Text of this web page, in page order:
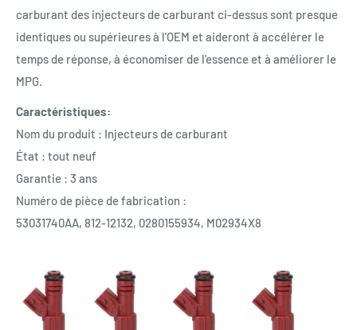
carburant des injecteurs de carburant ci-dessus sont presque
identiques ou supérieures à l'OEM et aideront à accélérer le
temps de réponse, à économiser de l'essence et à améliorer le
MPG.
Caractéristiques:
Nom du produit : Injecteurs de carburant
État : tout neuf
Garantie : 3 ans
Numéro de pièce de fabrication :
53031740AA, 812-12132, 0280155934, M02934X8